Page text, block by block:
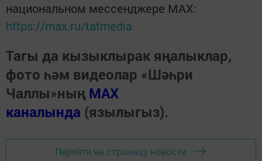
национальном мессенджере MАХ:
https://max.ru/tatmedia
Тагы да кызыклырак яңалыклар,
фото һәм видеолар «Шәһри
Чаллы»ның MAX
каналында (язылыгыз).
Перейти на страницу новости